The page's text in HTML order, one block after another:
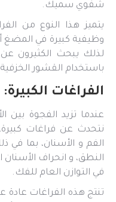
شفوي سميك.
يتميز هذا النوع من
وظيفية كبيرة في المضغ
لذلك يبحث الكثيرون
باستخدام القشور الخزفية
الفراغات الكبيرة:
عندما تزيد الفجوة بين
نتحدث عن فراغات
الفم و الأسنان، بما
النطق، و انحراف الأسنان
في التوازن العام للفك.
تنتج هذه الفراغات عادة